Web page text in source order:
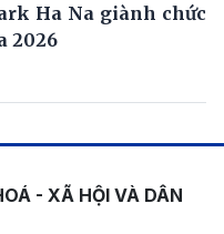
Ha Na giành chức
2026
- XÃ HỘI VÀ DÂN